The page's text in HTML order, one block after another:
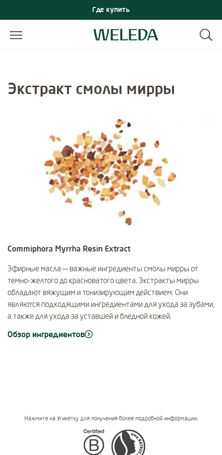
Где купить
Экстракт смолы мирры
Commiphora Myrrha Resin Extract
Эфирные масла — важные ингредиенты смолы мирры от
темно-желтого до красноватого цвета. Экстракты мирры
обладают вяжущим и тонизирующим действием. Они
являются подходящими ингредиентами для ухода за зубами,
а также для ухода за уставшей и бледной кожей.
Обзор ингредиентов
Certifications
Нажмите на этикетку для получения более подробной информации.